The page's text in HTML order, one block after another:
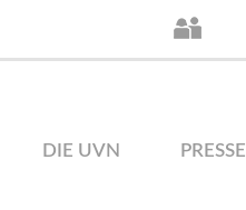
DIE UVN PRESSE